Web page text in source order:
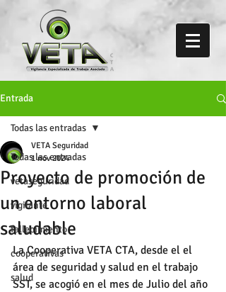
Entrada
Todas las entradas
vetaseguridad
vigilante
fallecimiento
cooperativas
salud
Todas las entradas
Proyecto de promoción de
un entorno laboral
saludable
VETA Seguridad
1 nov 2024
La Cooperativa VETA CTA, desde el el
área de seguridad y salud en el trabajo
SST, se acogió en el mes de Julio del año